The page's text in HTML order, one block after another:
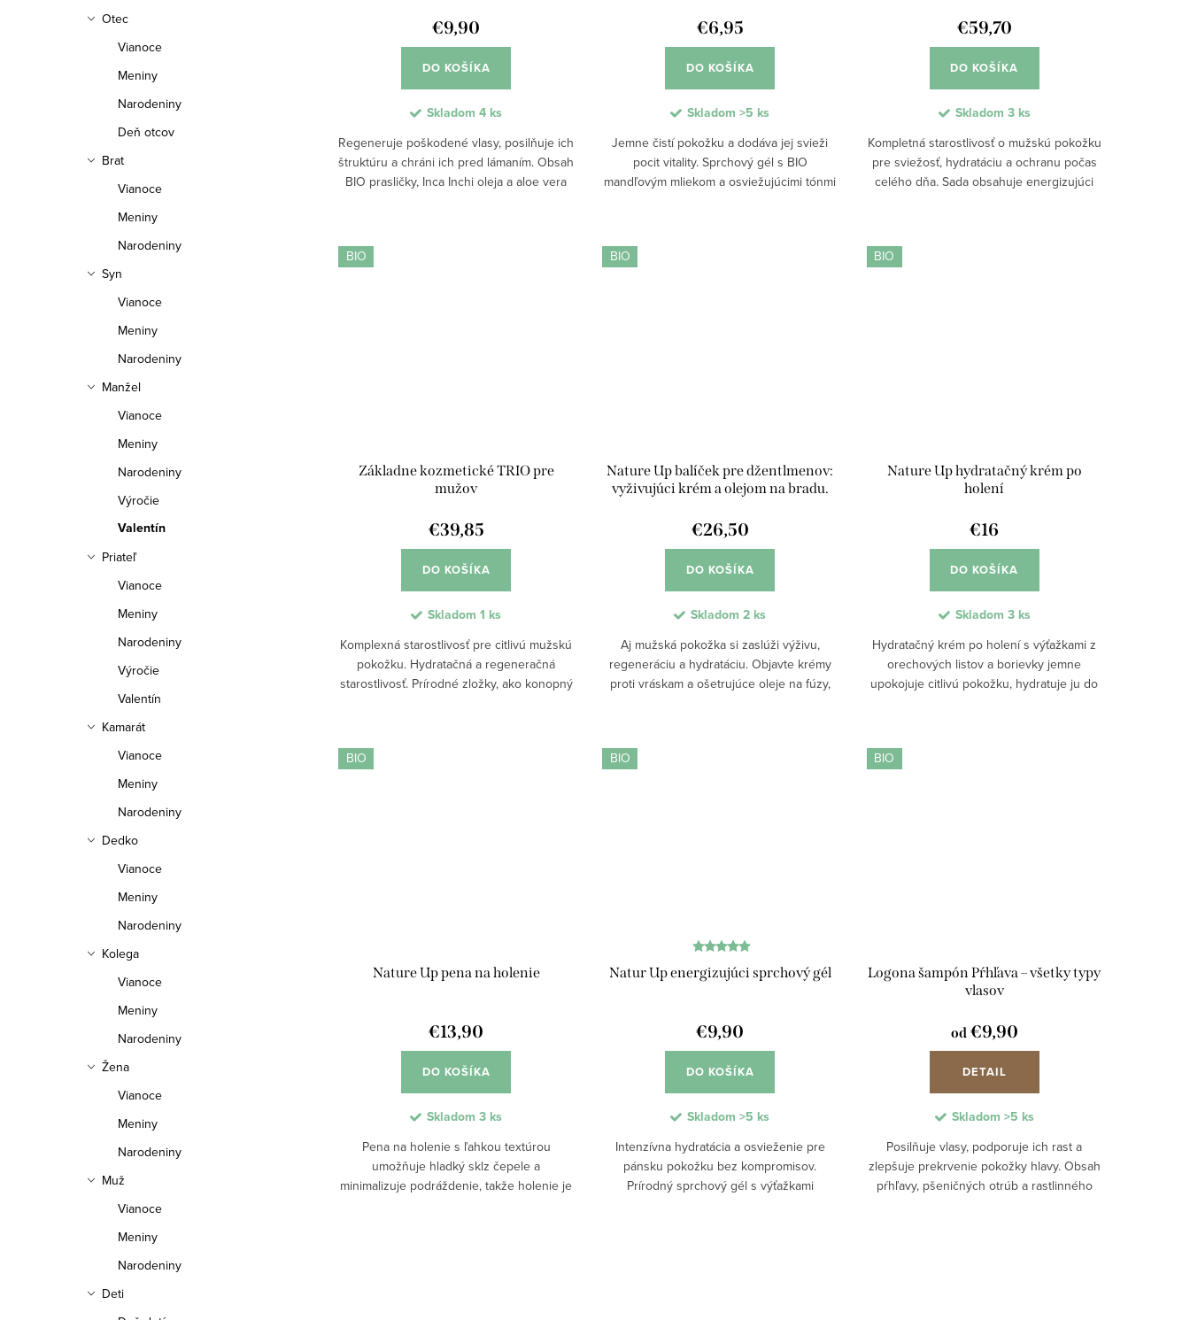
Otec
Vianoce
Meniny
Narodeniny
Deň otcov
Brat
Vianoce
Meniny
Narodeniny
Syn
Vianoce
Meniny
Narodeniny
Manžel
Vianoce
Meniny
Narodeniny
Výročie
Valentín
Priateľ
Vianoce
Meniny
Narodeniny
Výročie
Valentín
Kamarát
Vianoce
Meniny
Narodeniny
Dedko
Vianoce
Meniny
Narodeniny
Kolega
Vianoce
Meniny
Narodeniny
Žena
Vianoce
Meniny
Narodeniny
Muž
Vianoce
Meniny
Narodeniny
Deti
€9,90
DO KOŠÍKA
Skladom4 ks
Regeneruje poškodené vlasy, posilňuje ich
štruktúru a chráni ich pred lámaním. Obsah
BIO prasličky, Inca Inchi oleja a aloe vera
€6,95
DO KOŠÍKA
Skladom>5 ks
Jemne čistí pokožku a dodáva jej svieži
pocit vitality. Sprchový gél s BIO
mandľovým mliekom a osviežujúcimi tónmi
€59,70
DO KOŠÍKA
Skladom 3 ks
Kompletná starostlivosť o mužskú pokožku
pre sviežosť, hydratáciu a ochranu počas
celého dňa. Sada obsahuje energizujúci
BIO
Základne kozmetické TRIO pre
mužov
€39,85
DO KOŠÍKA
Skladom1 ks
Komplexná starostlivosť pre citlivú mužskú
pokožku. Hydratačná a regeneračná
starostlivosť. Prírodné zložky, ako konopný
BIO
Nature Up balíček pre džentlmenov:
vyživujúci krém a olejom na bradu.
€26,50
DO KOŠÍKA
Skladom2 ks
Aj mužská pokožka si zaslúži výživu,
regeneráciu a hydratáciu. Objavte krémy
proti vráskam a ošetrujúce oleje na fúzy,
BIO
Nature Up hydratačný krém po
holení
€16
DO KOŠÍKA
Skladom 3 ks
Hydratačný krém po holení s výťažkami z
orechových listov a borievky jemne
upokojuje citlivú pokožku, hydratuje ju do
BIO
Nature Up pena na holenie
€13,90
DO KOŠÍKA
Skladom3 ks
Pena na holenie s ľahkou textúrou
umožňuje hladký sklz čepele a
minimalizuje podráždenie, takže holenie je
BIO
Natur Up energizujúci sprchový gél
€9,90
DO KOŠÍKA
Skladom>5 ks
Intenzívna hydratácia a osvieženie pre
pánsku pokožku bez kompromisov.
Prírodný sprchový gél s výťažkami
BIO
Logona šampón Pŕhľava – všetky typy
vlasov
od€9,90
DETAIL
Skladom >5 ks
Posilňuje vlasy, podporuje ich rast a
zlepšuje prekrvenie pokožky hlavy. Obsah
pŕhľavy, pšeničných otrúb a rastlinného